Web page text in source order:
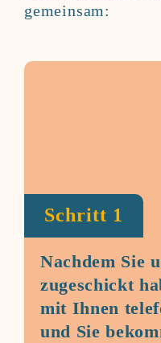
gemeinsam:
Schritt 1
Nachdem Sie
zugeschickt
mit Ihnen
und Sie